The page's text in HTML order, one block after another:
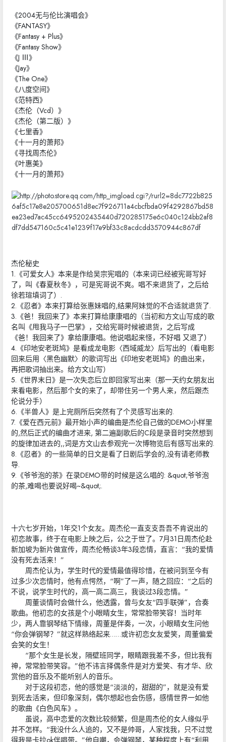
《2004无与伦比演唱会》
《FANTASY》
《Fantasy + Plus》
《Fantasy Show》
《J Ⅲ》
《Jay》
《The One》
《八度空间》
《范特西》
《杰伦（Vcd）》
《杰伦（第二版）》
《七里香》
《十一月的萧邦》
《寻找周杰伦》
《叶惠美》
《十一月的萧邦》
杰伦秘史
1.《可爱女人》本来是作给吴宗宪唱的（本来词已经被宪哥写好
了，叫《春夏秋冬》，可是宪哥说不爽。唱不来退货了，之后给
徐若瑄填词了）.
2.《忍者》本来打算给张惠妹唱的,结果阿妹觉的不合适就退货了.
3.《爸！我回来了》本来打算给康康唱的（当初和方文山写成的歌
名叫《甩我马子一巴掌》，交给宪哥时候被退货，之后写成
《爸！我回来了》拿给康康唱。他说唱起来怪，不好唱 又退了）
4.《印地安老斑鸠》是看成龙电影〈西域威龙〉后写出的（看电影
回来后用〈黑色幽默〉的歌词写出《印地安老斑鸠》的曲出来，
再把歌词抽出来。给方文山写）
5.《世界末日》是一次失恋后立即回家写出来（那一天约女朋友出
来看电影，然后那个女的来了，却带住另一个男人来，然后跟杰
伦说分手）
6.《半兽人》是上完厕所后突然有了个灵感写出来的.
7.《爱在西元前》最开始小声的编曲是杰伦自己做的DEMO小样里
的,然后正式的编曲才进来, 第二遍副歌后的C段是录音时突然想到
的旋律加进去的,,词是方文山去参观完一次博物览后有感写出来的.
8.《忍者》的一些简单的日文是看了日剧后学会的,没有请老师教
导.
9.《爷爷泡的茶》在录DEMO带的时候是这么唱的: &quot;爷爷泡
的茶,难喝也要说好喝~&quot;.
十六七岁开始，1年交1个女友。周杰伦一直支支吾吾不肯说出的
初恋故事，终于在电影上映之后，公之于世了。7月31日周杰伦赴
新加坡为新片做宣传，周杰伦畅谈3年3段恋情，直言：“我的爱情
没有死去活来！”
周杰伦认为，学生时代的爱情最值得珍惜，在被问到至今有
过多少次恋情时，他有点愕然，“啊”了一声，随之回应：“之后的
不说，说学生时代的，高一高二高三，我谈过3段恋情。”
周董谈情时会做什么，他透露，曾与女友“四手联弹”，合奏
歌曲。他初恋的女孩是个小眼睛女生，常常脸带笑容！当时年
少，两人靠钢琴结下情缘，周董是伴奏，一次，小眼睛女生问他
“你会弹钢琴？”就这样熟络起来……或许初恋女友爱笑，周董偏爱
会笑的女生！
“那个女生是长发，隔壁班同学，眼睛跟我差不多，但比我有
神，常常脸带笑容。”他不讳言择偶条件是对方爱笑、有才华、欣
赏他的音乐及不能听别人的音乐。
对于这段初恋，他的感觉是“淡淡的，甜甜的”，就是没有爱
到死去活来，但印象深刻，偶尔想起也会伤感，感情世界一如他
的歌曲《白色风车》。
虽说，高中恋爱的次数比较频繁，但是周杰伦的女人缘似乎
并不怎样。“我没什么人追的，又不是帅哥，人家找我，只不过觉
得我是卡拉ok伴唱带。”他自嘲，会弹钢琴，某种程度上有“利用